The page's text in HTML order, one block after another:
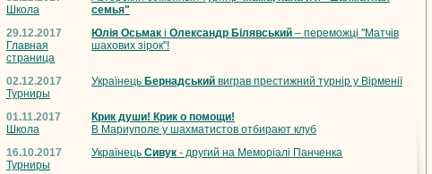
Школа
семья"
29.12.2017
Главная
страница
Юлія Осьмак і Олександр Білявський – переможці "Матчів
шахових зірок"!
02.12.2017
Турниры
Українець Бернадський виграв престижний турнір у Вірменії
01.11.2017
Школа
Крик души! Крик о помощи!
В Мариуполе у шахматистов отбирают клуб
16.10.2017
Турниры
Українець Сивук - другий на Меморіалі Панченка